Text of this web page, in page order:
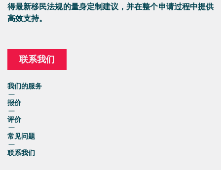
得最新移民法规的量身定制建议，并在整个申请过程中提供
高效支持。
联系我们
我们的服务
报价
评价
常见问题
联系我们